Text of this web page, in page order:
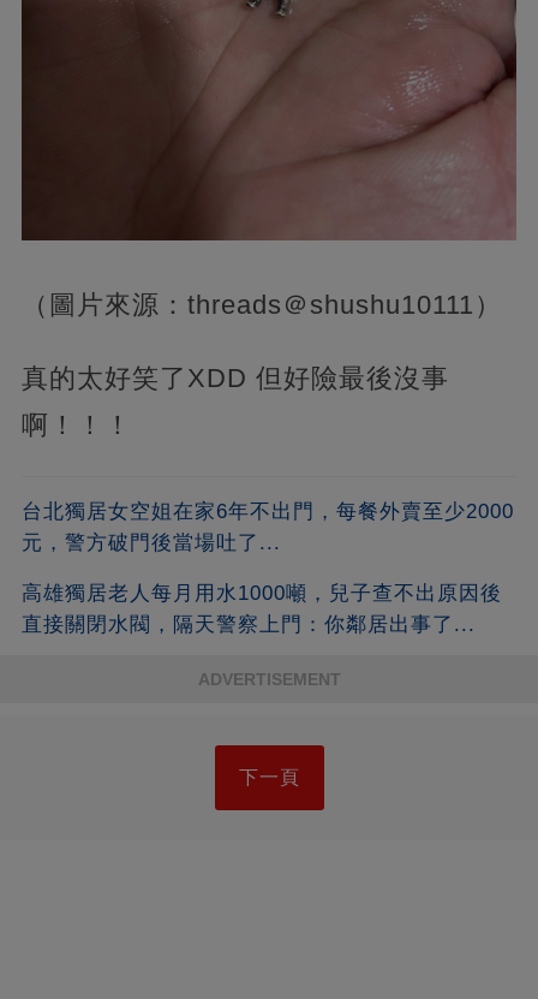
（圖片來源：threads＠shushu10111）
真的太好笑了XDD 但好險最後沒事
啊！！！
台北獨居女空姐在家6年不出門，每餐外賣至少2000
元，警方破門後當場吐了...
高雄獨居老人每月用水1000噸，兒子查不出原因後
直接關閉水閥，隔天警察上門：你鄰居出事了...
ADVERTISEMENT
下一頁